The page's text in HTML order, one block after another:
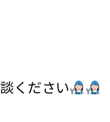
ください